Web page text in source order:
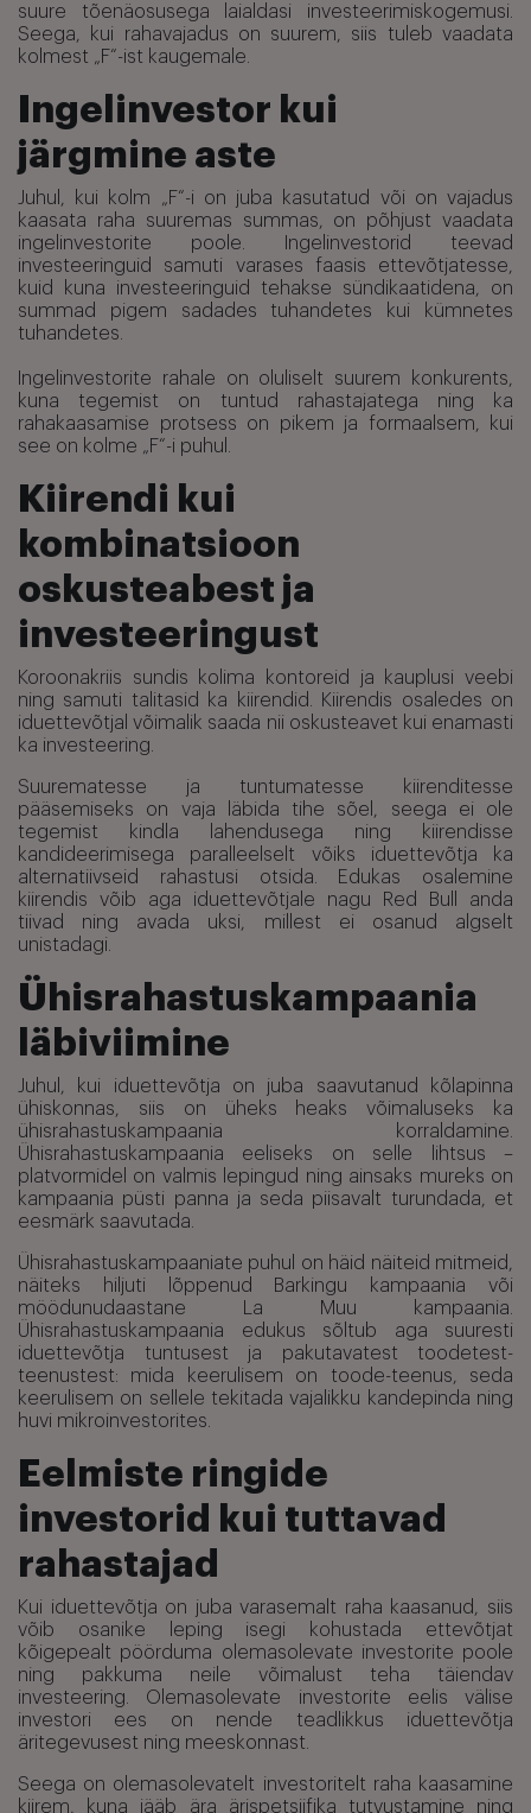
suure tõenäosusega laialdasi investeerimiskogemusi.
Seega, kui rahavajadus on suurem, siis tuleb vaadata
kolmest „F“-ist kaugemale.
Ingelinvestor kui
järgmine aste
Juhul, kui kolm „F“-i on juba kasutatud või on vajadus
kaasata raha suuremas summas, on põhjust vaadata
ingelinvestorite poole. Ingelinvestorid teevad
investeeringuid samuti varases faasis ettevõtjatesse,
kuid kuna investeeringuid tehakse sündikaatidena, on
summad pigem sadades tuhandetes kui kümnetes
tuhandetes.
Ingelinvestorite rahale on oluliselt suurem konkurents,
kuna tegemist on tuntud rahastajatega ning ka
rahakaasamise protsess on pikem ja formaalsem, kui
see on kolme „F“-i puhul.
Kiirendi kui
kombinatsioon
oskusteabest ja
investeeringust
Koroonakriis sundis kolima kontoreid ja kauplusi veebi
ning samuti talitasid ka kiirendid. Kiirendis osaledes on
iduettevõtjal võimalik saada nii oskusteavet kui enamasti
ka investeering.
Suurematesse ja tuntumatesse kiirenditesse
pääsemiseks on vaja läbida tihe sõel, seega ei ole
tegemist kindla lahendusega ning kiirendisse
kandideerimisega paralleelselt võiks iduettevõtja ka
alternatiivseid rahastusi otsida. Edukas osalemine
kiirendis võib aga iduettevõtjale nagu Red Bull anda
tiivad ning avada uksi, millest ei osanud algselt
unistadagi.
Ühisrahastuskampaania
läbiviimine
Juhul, kui iduettevõtja on juba saavutanud kõlapinna
ühiskonnas, siis on üheks heaks võimaluseks ka
ühisrahastuskampaania korraldamine.
Ühisrahastuskampaania eeliseks on selle lihtsus –
platvormidel on valmis lepingud ning ainsaks mureks on
kampaania püsti panna ja seda piisavalt turundada, et
eesmärk saavutada.
Ühisrahastuskampaaniate puhul on häid näiteid mitmeid,
näiteks hiljuti lõppenud Barkingu kampaania või
möödunudaastane La Muu kampaania.
Ühisrahastuskampaania edukus sõltub aga suuresti
iduettevõtja tuntusest ja pakutavatest toodetest-
teenustest: mida keerulisem on toode-teenus, seda
keerulisem on sellele tekitada vajalikku kandepinda ning
huvi mikroinvestorites.
Eelmiste ringide
investorid kui tuttavad
rahastajad
Kui iduettevõtja on juba varasemalt raha kaasanud, siis
võib osanike leping isegi kohustada ettevõtjat
kõigepealt pöörduma olemasolevate investorite poole
ning pakkuma neile võimalust teha täiendav
investeering. Olemasolevate investorite eelis välise
investori ees on nende teadlikkus iduettevõtja
äritegevusest ning meeskonnast.
Seega on olemasolevatelt investoritelt raha kaasamine
kiirem, kuna jääb ära ärispetsiifika tutvustamine ning